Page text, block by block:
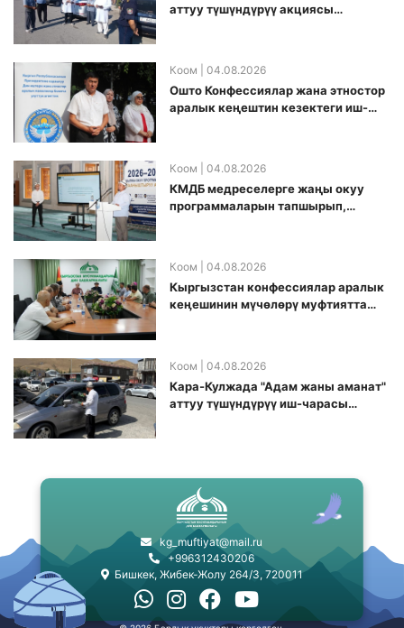
аттуу түшүндүрүү акциясы
Коом | 04.08.2026
Ошто Конфессиялар жана этностор
аралык кеңештин кезектеги иш-
Коом | 04.08.2026
КМДБ медреселерге жаңы окуу
программаларын тапшырып,
Коом | 04.08.2026
Кыргызстан конфессиялар аралык
кеӊешинин мүчөлөрү муфтиятта
Коом | 04.08.2026
Кара-Кулжада "Адам жаны аманат"
аттуу түшүндүрүү иш-чарасы
kg_muftiyat@mail.ru
+996312430206
Бишкек, Жибек-Жолу 264/3, 720011